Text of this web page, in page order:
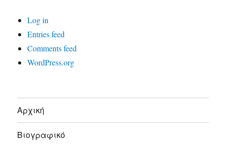
Log in
Entries feed
Comments feed
WordPress.org
Αρχική
Βιογραφικό